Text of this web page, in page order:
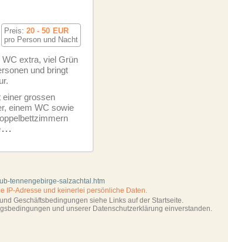
Preis: 20 - 50 EUR
pro Person und Nacht
extra, viel Grün
und bringt
einer grossen
einem WC sowie
...
tennengebirge-salzachtal.htm
IP-Adresse und keinerlei persönliche Daten.
und Geschäftsbedingungen siehe Links auf der Startseite.
und unserer Datenschutzerklärung einverstanden.